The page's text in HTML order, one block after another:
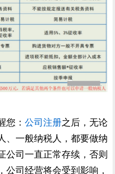
您： 公司注册之后，无论
、一般纳税人，都要做纳
公司一直正常存续，否则
公司经营将会受到影响，